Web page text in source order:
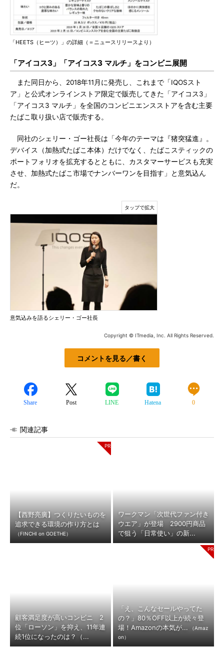
「HEETS（ヒーツ）」の詳細（＝ニュースリリースより）
「アイコス3」「アイコス3 マルチ」をコンビニ展開
また同日から、2018年11月に発売し、これまで「IQOSスト
ア」と公式オンラインストア限定で販売してきた「アイコス3」
「アイコス3 マルチ」を全国のコンビニエンスストアを含む主要
たばこ取り扱い店で販売する。
同社のシェリー・ゴー社長は「今年のテーマは『猪突猛進』。
デバイス（加熱式たばこ本体）だけでなく、たばこスティックの
ポートフォリオを拡充するとともに、カスタマーサービスも充実
させ、加熱式たばこ市場でナンバーワンを目指す」と意気込ん
だ。
意気込みを語るシェリー・ゴー社長
Copyright © ITmedia, Inc. All Rights Reserved.
コメントを見る／書く
Share Post LINE Hatena 0
関連記事
【西野亮廣】つくりたいものを
追求できる環境の作り方とは
（FINCHI on GOETHE）
ワークマン「次世代ファン付き
ウエア」が登場 2900円商品
で狙う「日常使い」の新...
顧客満足度が高いコンビニ 2
位「ローソン」を抑え、11年連
続1位になったのは？（...
「え、こんなセールやってた
の？」80％OFF以上が続々登
場！Amazonの本気が...
（Amaz
on）